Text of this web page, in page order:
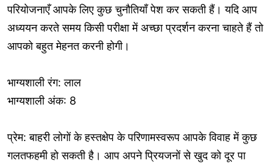
परियोजनाएँ आपके लिए कुछ चुनौतियाँ पेश कर सकती हैं। यदि आप
अध्ययन करते समय किसी परीक्षा में अच्छा प्रदर्शन करना चाहते हैं तो
आपको बहुत मेहनत करनी होगी।
भाग्यशाली रंग: लाल
भाग्यशाली अंक: 8
प्रेम: बाहरी लोगों के हस्तक्षेप के परिणामस्वरूप आपके विवाह में कुछ
गलतफहमी हो सकती है। आप अपने प्रियजनों से खुद को दूर पा